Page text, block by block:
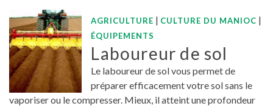
AGRICULTURE | CULTURE DU MANIOC |
ÉQUIPEMENTS
Laboureur de sol
Le laboureur de sol vous permet de
préparer efficacement votre sol sans le
vaporiser ou le compresser. Mieux, il atteint une profondeur